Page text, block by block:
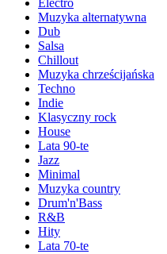
Electro
Muzyka alternatywna
Dub
Salsa
Chillout
Muzyka chrześcijańska
Techno
Indie
Klasyczny rock
House
Lata 90-te
Jazz
Minimal
Muzyka country
Drum'n'Bass
R&B
Hity
Lata 70-te